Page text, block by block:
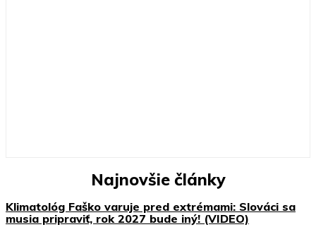
Najnovšie články
Klimatológ Faško varuje pred extrémami: Slováci sa
musia pripraviť, rok 2027 bude iný! (VIDEO)